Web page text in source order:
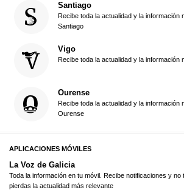
Santiago
Recibe toda la actualidad y la información
Santiago
Vigo
Recibe toda la actualidad y la información
Ourense
Recibe toda la actualidad y la información
Ourense
APLICACIONES MÓVILES
La Voz de Galicia
Toda la información en tu móvil. Recibe notificaciones y no
pierdas la actualidad más relevante